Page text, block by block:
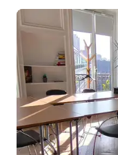
poussent côte à côte
colonnes 3300 m2
utilisé comme décor